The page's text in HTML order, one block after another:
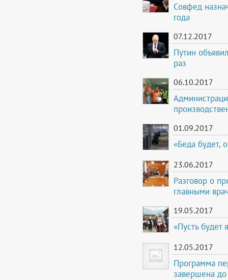
Совфед
года
07.12.2017
Путин
раз
06.10.2017
01.09.2017
«Беда будет,
23.06.2017
Разговор о
главными
19.05.2017
«Пусть будет
12.05.2017
Программа
завершена до